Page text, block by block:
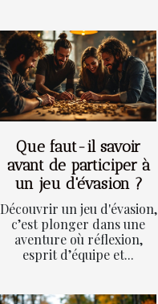
Que faut-il savoir
avant de participer à
un jeu d'évasion ?
Découvrir un jeu d'évasion,
c’est plonger dans une
aventure où réflexion,
esprit d’équipe et...